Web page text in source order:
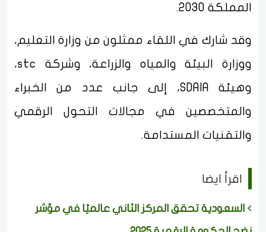
المملكة 2030.
وقد شارك في اللقاء ممثلون من وزارة التعليم،
ووزارة البيئة والمياه والزراعة، وشركة stc،
وهيئة SDAIA، إلى جانب عدد من الخبراء
والمتخصصين في مجالات التحول الرقمي
والتقنيات المستدامة.
اقرأ ايضا
السعودية تحقق المركز الثاني عالميًا في مؤشر